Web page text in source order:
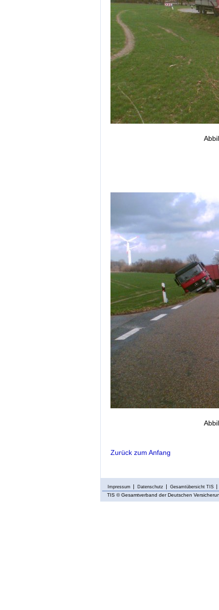
Zurück zum Anfang
Impressum Datenschutz Gesamtübersicht TIS
TIS © Gesamtverband der Deutschen